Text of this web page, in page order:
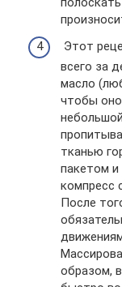
Этот
всего за
масло
чтобы
тканью
пакетом
компресс
После
образом,